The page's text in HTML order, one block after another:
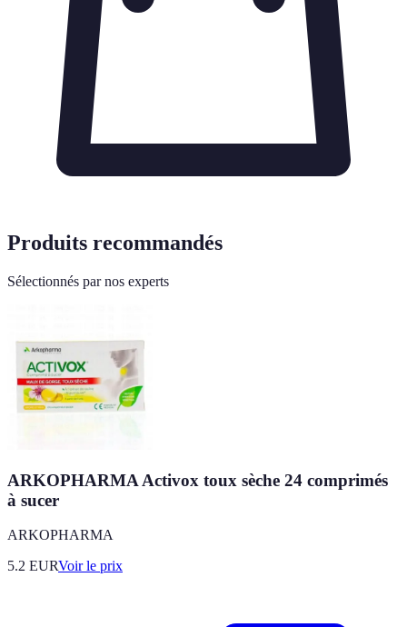
Produits recommandés
Sélectionnés par nos experts
ARKOPHARMA Activox toux sèche 24 comprimés
à sucer
ARKOPHARMA
5.2 EURVoir le prix